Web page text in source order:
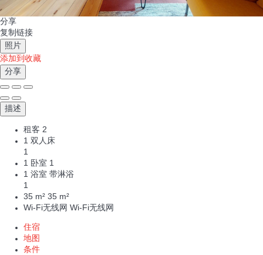
分享
复制链接
照片
添加到收藏
分享
描述
租客 2
1 双人床
1
1 卧室 1
1 浴室 带淋浴
1
35 m² 35 m²
Wi-Fi无线网 Wi-Fi无线网
住宿
地图
条件